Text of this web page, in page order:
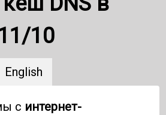
10
English
с интернет-